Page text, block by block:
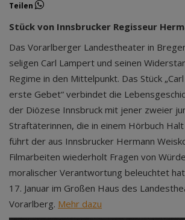
Teilen
Stück von Innsbrucker Regisseur
Das Vorarlberger Landestheater in
seligen Carl Lampert und seinen
Regime in den Mittelpunkt. Das Stück
erste Gebet“ verbindet die
der Diözese Innsbruck mit jener zweier
Straftäterinnen, die in einem Hörbuch
führt der aus Innsbrucker Hermann
Filmarbeiten wiederholt Fragen von
moralischer Verantwortung beleuchtet
17. Januar im Großen Haus des
Vorarlberg. Mehr dazu